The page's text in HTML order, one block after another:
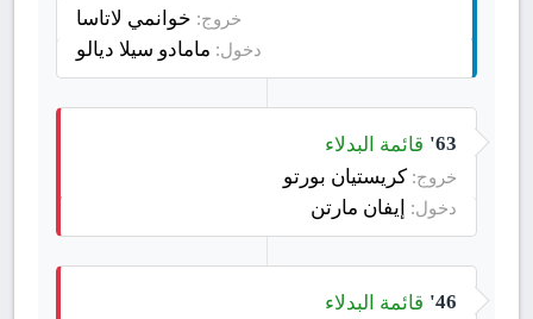
خروج: خوانمي لاتاسا
دخول: مامادو سيلا ديالو
63' قائمة البدلاء
خروج: كريستيان بورتو
دخول: إيفان مارتن
46' قائمة البدلاء